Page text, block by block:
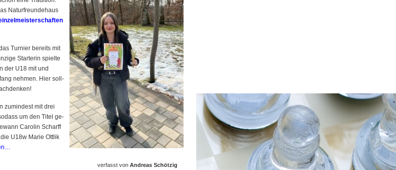
Na­tur­freun­de­haus
Tur­nier be­reits mit
Star­te­rin spiel­te
der U18 mit und
neh­men. Hier soll­
zu­min­dest mit drei
um den Ti­tel ge­
Ca­ro­lin Scharff
U18w Ma­rie Ott­lik
verfasst von Andreas Schötzig